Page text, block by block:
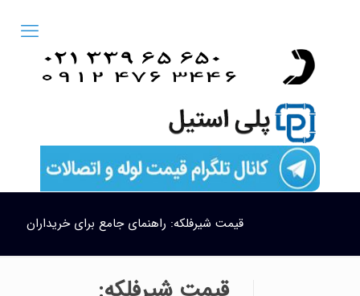
قیمت شیرفلکه: راهنمای جامع برای خریداران